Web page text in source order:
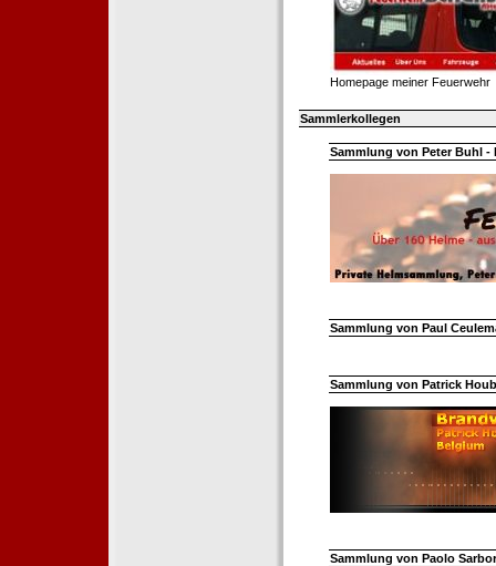
Homepage meiner Feuerwehr
Sammlerkollegen
Sammlung von Peter Buhl -
Sammlung von Paul
Sammlung von Patrick
Sammlung von Paolo